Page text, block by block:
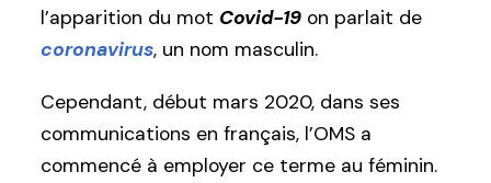
l’apparition du mot Covid-19 on parlait de
coronavirus, un nom masculin.
Cependant, début mars 2020, dans ses
communications en français, l’OMS a
commencé à employer ce terme au féminin.